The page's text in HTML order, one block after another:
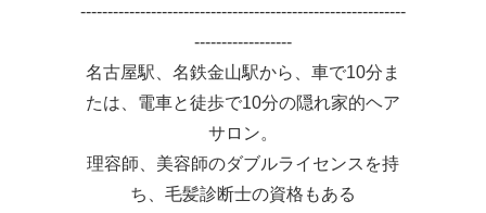
------------------------------------------------------------
------------------
名古屋駅、名鉄金山駅から、車で10分ま
たは、電車と徒歩で10分の隠れ家的ヘア
サロン。
理容師、美容師のダブルライセンスを持
ち、毛髪診断士の資格もある